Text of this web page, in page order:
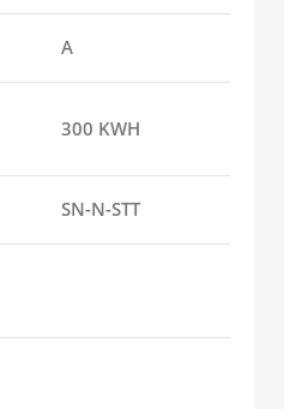
A
300 KWH
SN-N-STT